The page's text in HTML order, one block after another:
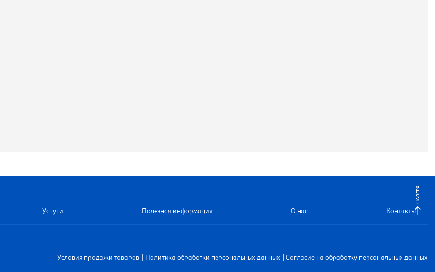
НАВЕРХ
Услуги Полезная информация О нас Контакты
Условия продажи товаров Политика обработки персональных данных Согласие на обработку персональных данных